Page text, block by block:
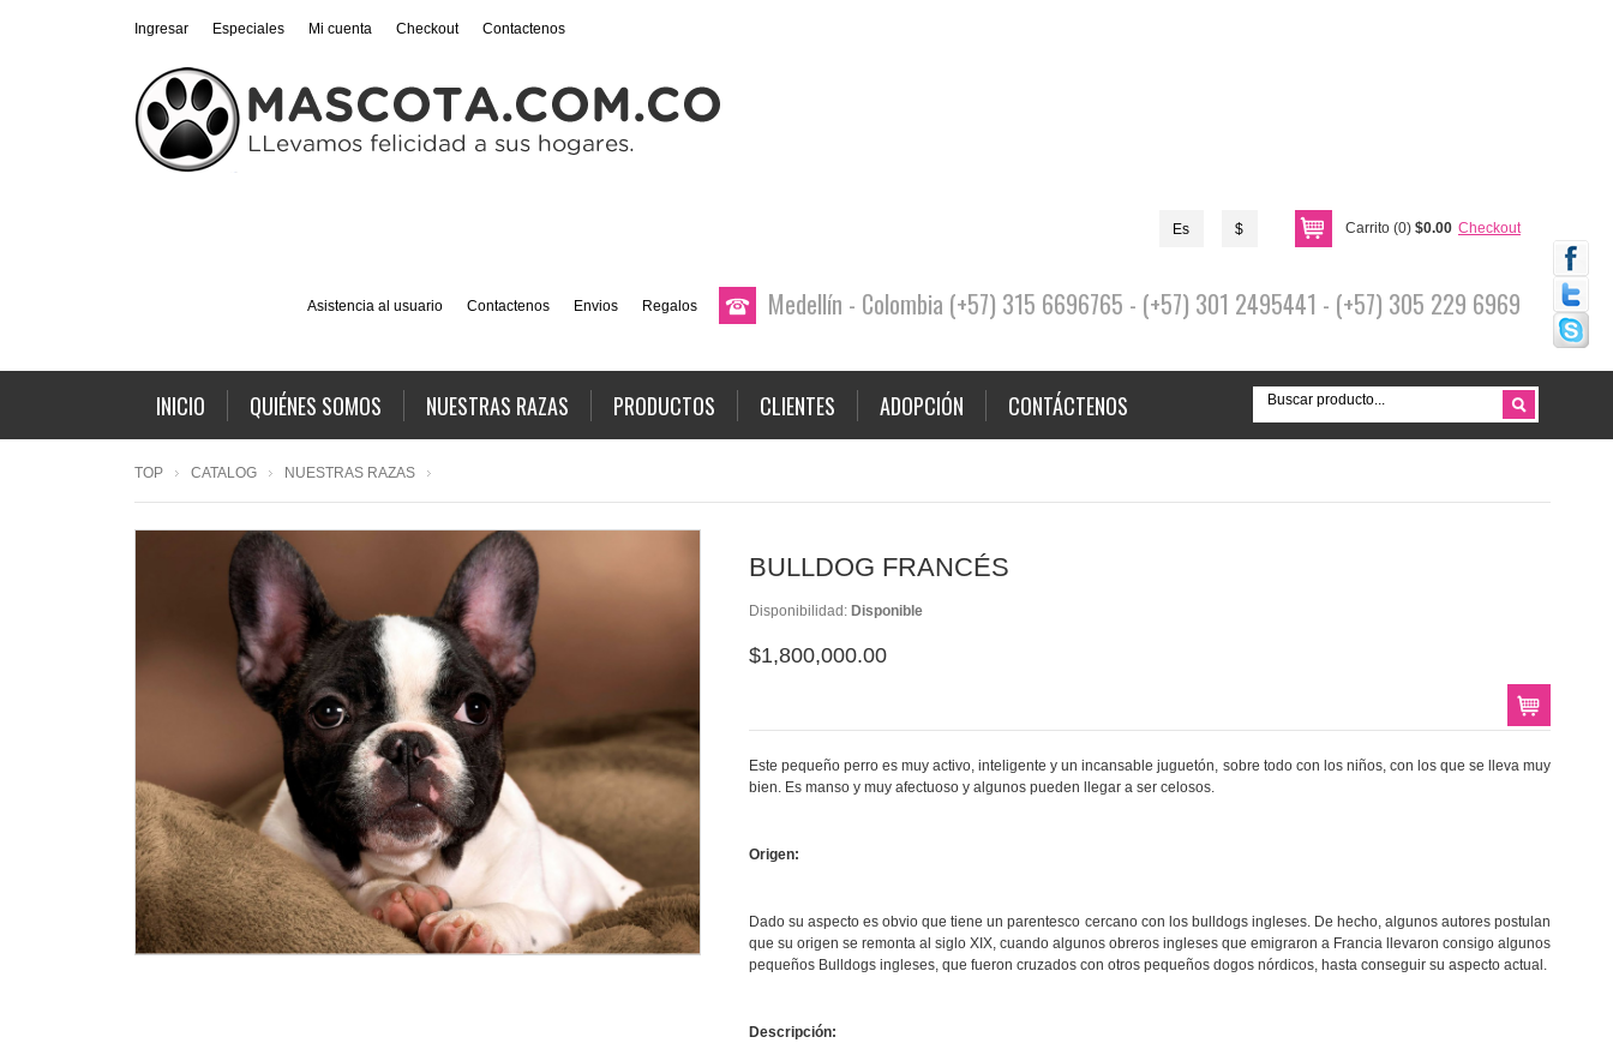
Ingresar Especiales Mi cuenta Checkout Contactenos
Carrito (0) $0.00 Checkout
$
Es
Medellín - Colombia (+57) 315 6696765 - (+57) 301 2495441 - (+57) 305 229 6969
Asistencia al usuario Contactenos Envios Regalos
INICIO QUIÉNES SOMOS NUESTRAS RAZAS PRODUCTOS CLIENTES ADOPCIÓN CONTÁCTENOS
TOP CATALOG NUESTRAS RAZAS
BULLDOG FRANCÉS
Disponibilidad: Disponible
$1,800,000.00
Este pequeño perro es muy activo, inteligente y un incansable juguetón, sobre todo con los niños, con los que se lleva muy
bien. Es manso y muy afectuoso y algunos pueden llegar a ser celosos.
Origen:
Dado su aspecto es obvio que tiene un parentesco cercano con los bulldogs ingleses. De hecho, algunos autores postulan
que su origen se remonta al siglo XIX, cuando algunos obreros ingleses que emigraron a Francia llevaron consigo algunos
pequeños Bulldogs ingleses, que fueron cruzados con otros pequeños dogos nórdicos, hasta conseguir su aspecto actual.
Descripción: